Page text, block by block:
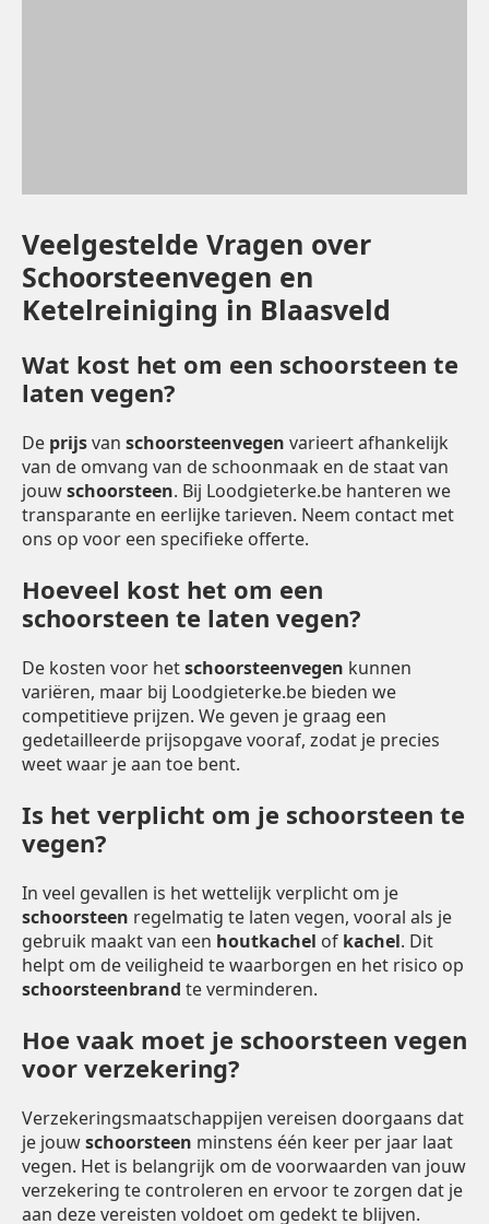
Veelgestelde Vragen over
Schoorsteenvegen en
Ketelreiniging in Blaasveld
Wat kost het om een schoorsteen te
laten vegen?
De prijsvan schoorsteenvegen varieert afhankelijk
van de omvang van de schoonmaak en de staat van
jouwschoorsteen. Bij Loodgieterke.be hanteren we
transparante en eerlijke tarieven. Neem contact met
ons op voor een specifieke offerte.
Hoeveel kost het om een
schoorsteen te laten vegen?
De kosten voor hetschoorsteenvegen kunnen
variëren, maar bij Loodgieterke.be bieden we
competitieve prijzen. We geven je graag een
gedetailleerde prijsopgave vooraf, zodat je precies
weet waar je aan toe bent.
Is het verplicht om je schoorsteen te
vegen?
In veel gevallen is het wettelijk verplicht om je
schoorsteen regelmatig te laten vegen, vooral als je
gebruik maakt van een houtkachel of kachel. Dit
helpt om de veiligheid te waarborgen en het risico op
schoorsteenbrand te verminderen.
Hoe vaak moet je schoorsteen vegen
voor verzekering?
Verzekeringsmaatschappijen vereisen doorgaans dat
je jouwschoorsteen minstens één keer per jaar laat
vegen. Het is belangrijk om de voorwaarden van jouw
verzekering te controleren en ervoor te zorgen dat je
aan deze vereisten voldoet om gedekt te blijven.